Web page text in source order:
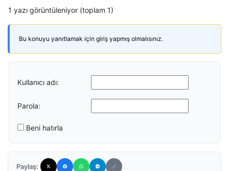
1 yazı görüntüleniyor (toplam 1)
Bu konuyu yanıtlamak için giriş yapmış olmalısınız.
Kullanıcı adı:
Parola:
Beni hatırla
Paylaş: